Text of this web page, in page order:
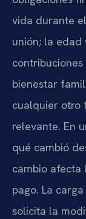
vida durante
unión; la edad
bienestar
cualquier otro
relevante. En
qué cambió
cambio afecta
pago. La
solicita la